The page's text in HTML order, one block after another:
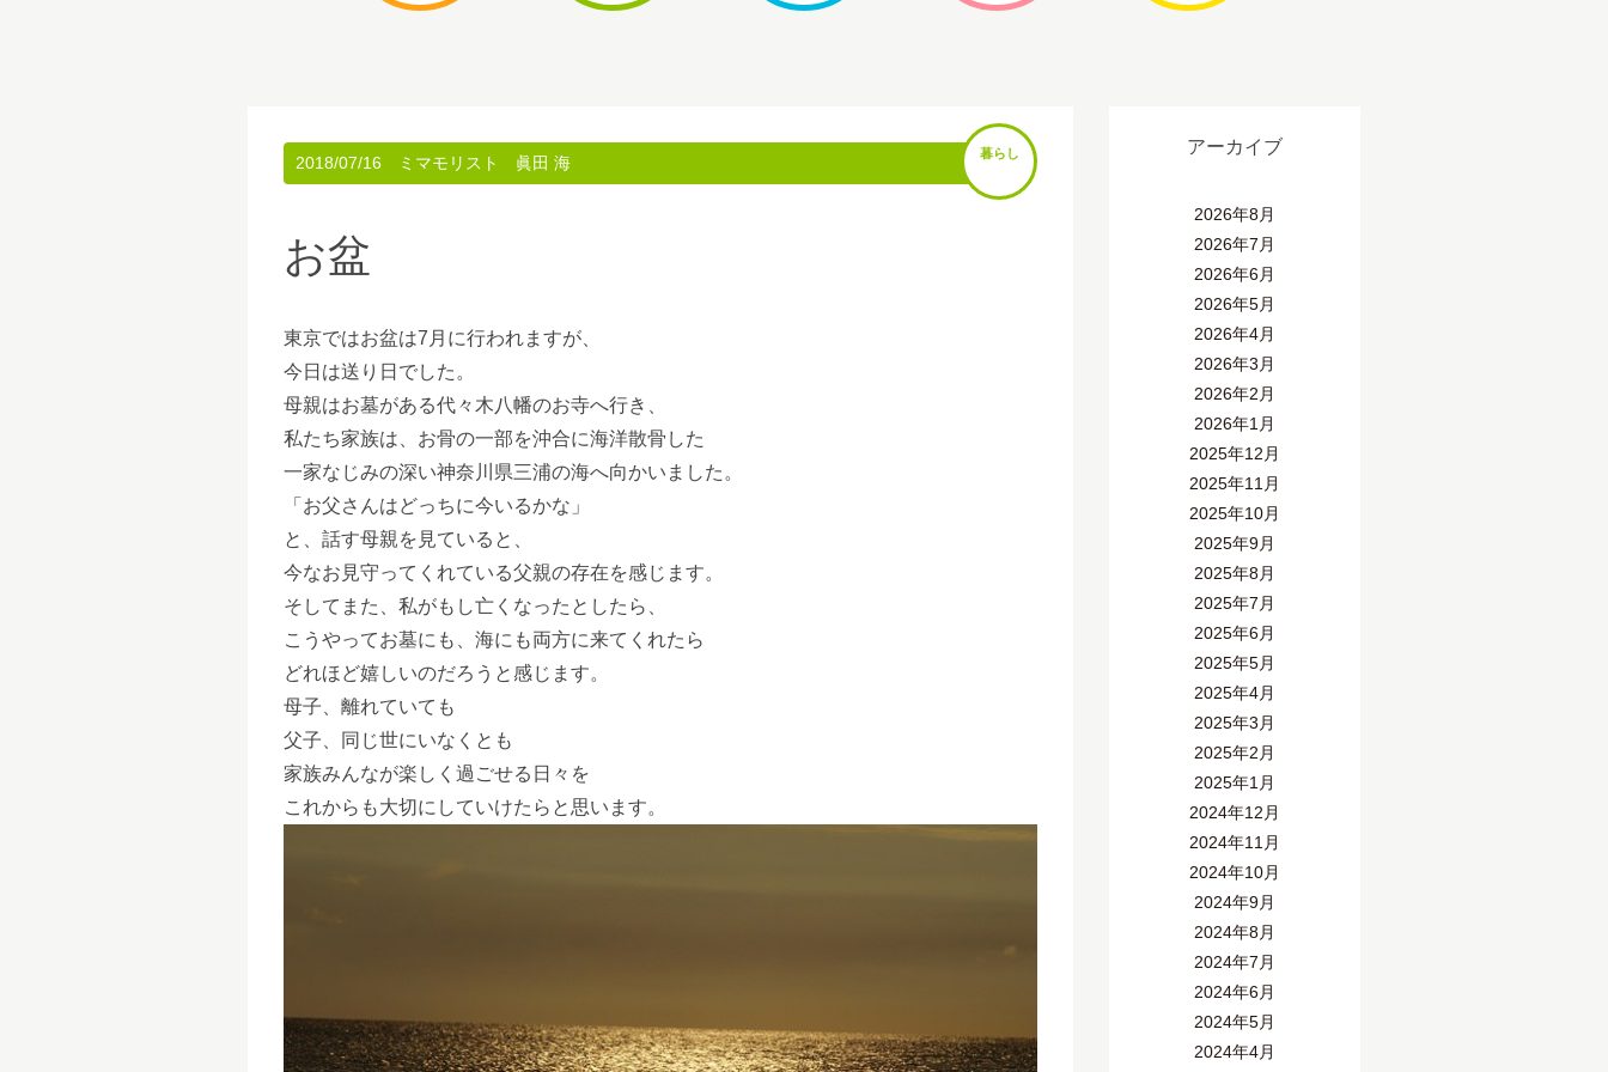
2018/07/16 ミマモリスト 眞田 海 暮らし
お盆
東京ではお盆は7月に行われますが、
今日は送り日でした。
母親はお墓がある代々木八幡のお寺へ行き、
私たち家族は、お骨の一部を沖合に海洋散骨した
一家なじみの深い神奈川県三浦の海へ向かいました。
「お父さんはどっちに今いるかな」
と、話す母親を見ていると、
今なお見守ってくれている父親の存在を感じます。
そしてまた、私がもし亡くなったとしたら、
こうやってお墓にも、海にも両方に来てくれたら
どれほど嬉しいのだろうと感じます。
母子、離れていても
父子、同じ世にいなくとも
家族みんなが楽しく過ごせる日々を
これからも大切にしていけたらと思います。
アーカイブ
2026年8月
2026年7月
2026年6月
2026年5月
2026年4月
2026年3月
2026年2月
2026年1月
2025年12月
2025年11月
2025年10月
2025年9月
2025年8月
2025年7月
2025年6月
2025年5月
2025年4月
2025年3月
2025年2月
2025年1月
2024年12月
2024年11月
2024年10月
2024年9月
2024年8月
2024年7月
2024年6月
2024年5月
2024年4月